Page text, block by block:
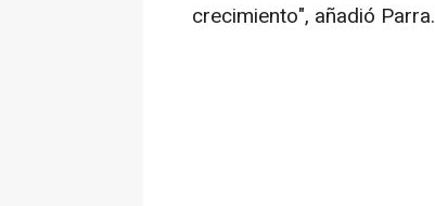
crecimiento", añadió Parra.